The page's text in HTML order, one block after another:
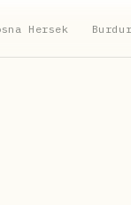
Hersek Burdur